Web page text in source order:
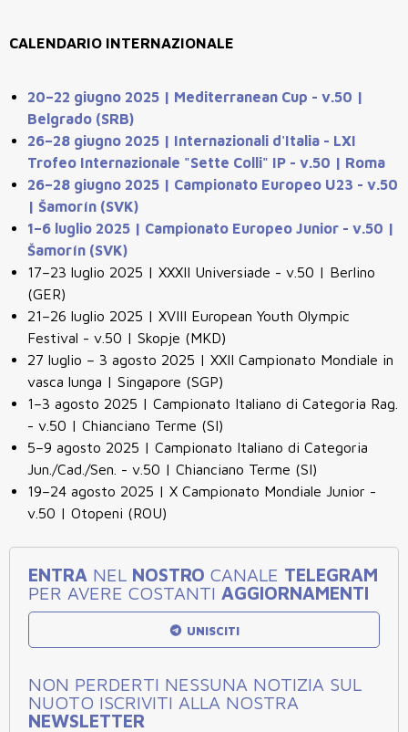
CALENDARIO INTERNAZIONALE
20–22 giugno 2025 | Mediterranean Cup - v.50 |
Belgrado (SRB)
26–28 giugno 2025 | Internazionali d'Italia - LXI
Trofeo Internazionale "Sette Colli" IP - v.50 | Roma
26–28 giugno 2025 | Campionato Europeo U23 - v.50
| Šamorín (SVK)
1–6 luglio 2025 | Campionato Europeo Junior - v.50 |
Šamorín (SVK)
17–23 luglio 2025 | XXXII Universiade - v.50 | Berlino
(GER)
21–26 luglio 2025 | XVIII European Youth Olympic
Festival - v.50 | Skopje (MKD)
27 luglio – 3 agosto 2025 | XXII Campionato Mondiale in
vasca lunga | Singapore (SGP)
1–3 agosto 2025 | Campionato Italiano di Categoria Rag.
- v.50 | Chianciano Terme (SI)
5–9 agosto 2025 | Campionato Italiano di Categoria
Jun./Cad./Sen. - v.50 | Chianciano Terme (SI)
19–24 agosto 2025 | X Campionato Mondiale Junior -
v.50 | Otopeni (ROU)
ENTRA NEL NOSTRO CANALE TELEGRAM
PER AVERE COSTANTI AGGIORNAMENTI
UNISCITI
NON PERDERTI NESSUNA NOTIZIA SUL
NUOTO ISCRIVITI ALLA NOSTRA
NEWSLETTER